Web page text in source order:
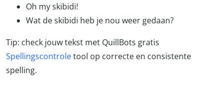
Oh my skibidi!
Wat de skibidi heb je nou weer gedaan?
Tip: check jouw tekst met QuillBots gratis
Spellingscontroletool op correcte en consistente
spelling.